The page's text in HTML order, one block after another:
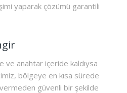
yaparak çözümü garantili
ve anahtar içeride kaldıysa
bölgeye en kısa sürede
vermeden güvenli bir şekilde